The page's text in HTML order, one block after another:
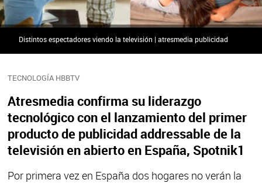
TECNOLOGÍA HBBTV
Atresmedia confirma su liderazgo
tecnológico con el lanzamiento del primer
producto de publicidad addressable de la
televisión en abierto en España, Spotnik1
Por primera vez en España dos hogares no verán la
Distintos espectadores viendo la televisión | atresmedia publicidad